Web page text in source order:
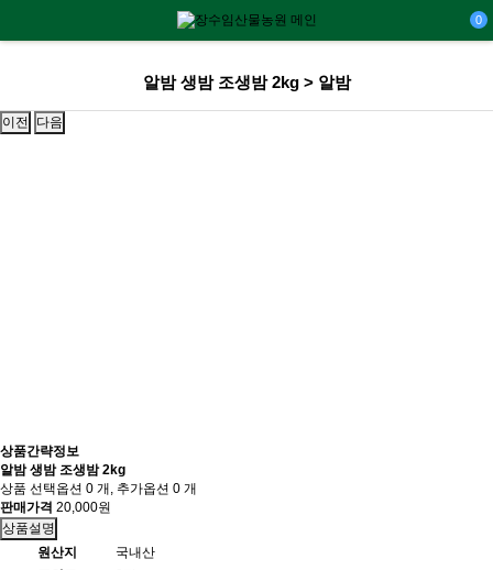
0
알밤 생밤 조생밤 2kg > 알밤
이전 다음
상품간략정보
알밤 생밤 조생밤 2kg
상품 선택옵션 0 개, 추가옵션 0 개
판매가격 20,000원
상품설명
원산지
국내산